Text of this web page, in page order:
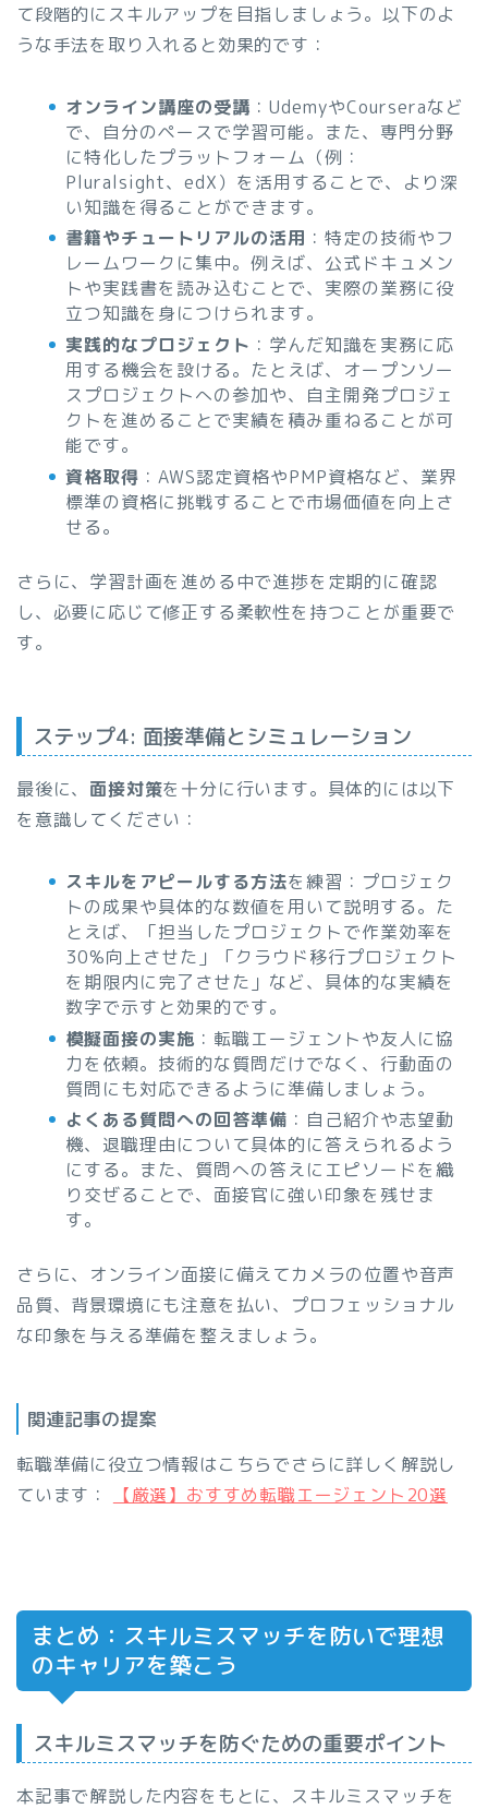
て段階的にスキルアップを目指しましょう。以下のよ
うな手法を取り入れると効果的です：
オンライン講座の受講 ：UdemyやCourseraなど
で、自分のペースで学習可能。また、専門分野
に特化したプラットフォーム（例：
Pluralsight、edX）を活用することで、より深
い知識を得ることができます。
書籍やチュートリアルの活用 ：特定の技術やフ
レームワークに集中。例えば、公式ドキュメン
トや実践書を読み込むことで、実際の業務に役
立つ知識を身につけられます。
実践的なプロジェクト ：学んだ知識を実務に応
用する機会を設ける。たとえば、オープンソー
スプロジェクトへの参加や、自主開発プロジェ
クトを進めることで実績を積み重ねることが可
能です。
資格取得 ：AWS認定資格やPMP資格など、業界
標準の資格に挑戦することで市場価値を向上さ
せる。
さらに、学習計画を進める中で進捗を定期的に確認
し、必要に応じて修正する柔軟性を持つことが重要で
す。
ステップ4: 面接準備とシミュレーション
最後に、 面接対策を十分に行います。具体的には以下
を意識してください：
スキルをアピールする方法を練習：プロジェク
トの成果や具体的な数値を用いて説明する。た
とえば、「担当したプロジェクトで作業効率を
30%向上させた」「クラウド移行プロジェクト
を期限内に完了させた」など、具体的な実績を
数字で示すと効果的です。
模擬面接の実施 ：転職エージェントや友人に協
力を依頼。技術的な質問だけでなく、行動面の
質問にも対応できるように準備しましょう。
よくある質問への回答準備 ：自己紹介や志望動
機、退職理由について具体的に答えられるよう
にする。また、質問への答えにエピソードを織
り交ぜることで、面接官に強い印象を残せま
す。
さらに、オンライン面接に備えてカメラの位置や音声
品質、背景環境にも注意を払い、プロフェッショナル
な印象を与える準備を整えましょう。
関連記事の提案
転職準備に役立つ情報はこちらでさらに詳しく解説し
ています：
【厳選】おすすめ転職エージェント20選
まとめ：スキルミスマッチを防いで理想
のキャリアを築こう
スキルミスマッチを防ぐための重要ポイント
本記事で解説した内容をもとに、スキルミスマッチを